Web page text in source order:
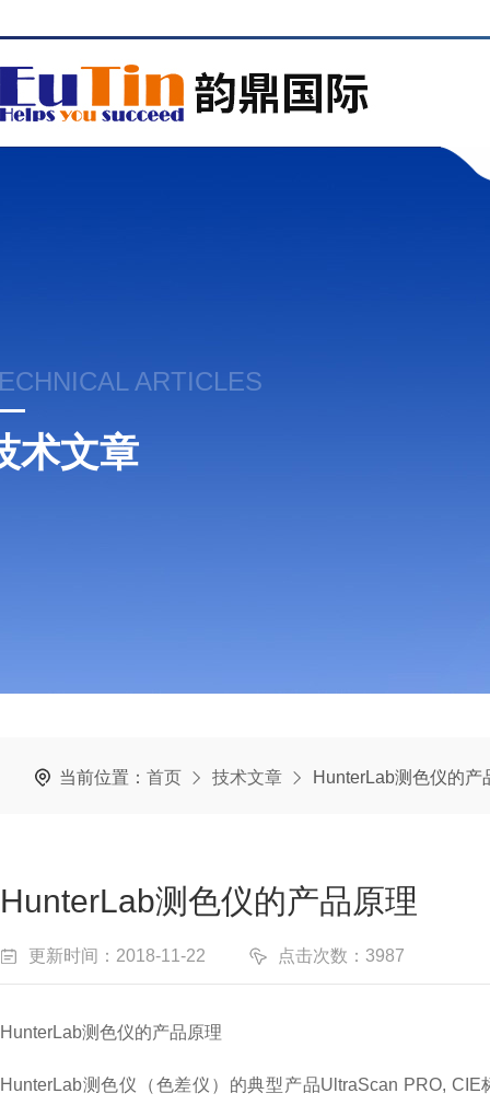
ARTICLES
术文章
当前位置： 首页 技术文章 HunterLab测色仪的产
HunterLab测色仪的产品原理
更新时间：2018-11-22 点击次数：3987
HunterLab测色仪的产品原理
HunterLab测色仪（色差仪）的典型产品UltraScan PRO,